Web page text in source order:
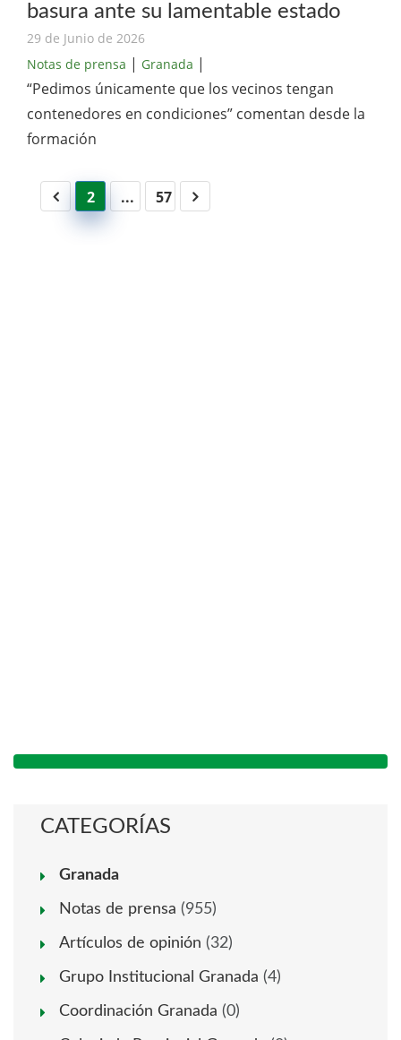
basura ante su lamentable estado
29 de Junio de 2026
Notas de prensa | Granada |
“Pedimos únicamente que los vecinos tengan
contenedores en condiciones” comentan desde la
formación
2 ... 57
CATEGORÍAS
Granada
Notas de prensa (955)
Artículos de opinión (32)
Grupo Institucional Granada (4)
Coordinación Granada (0)